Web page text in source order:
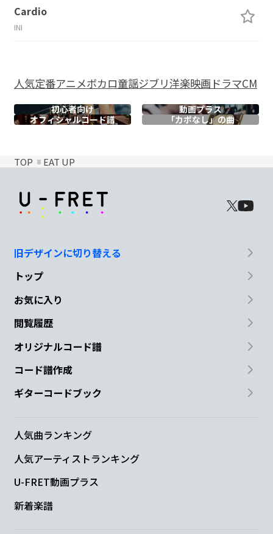
Cardio
INI
人気定番アニメボカロ童謡ジブリ洋楽映画ドラマCM
初心者向け
動画プラス
オフィシャルコード譜 「カポなし」の曲
TOP EAT UP
旧デザインに切り替える
トップ
お気に入り
閲覧履歴
オリジナルコード譜
コード譜作成
ギターコードブック
人気曲ランキング
人気アーティストランキング
U-FRET動画プラス
新着楽譜